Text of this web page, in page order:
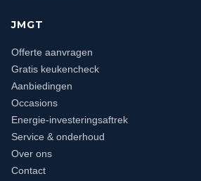
JMGT
Offerte aanvragen
Gratis keukencheck
Aanbiedingen
Occasions
Energie-investeringsaftrek
Service & onderhoud
Over ons
Contact